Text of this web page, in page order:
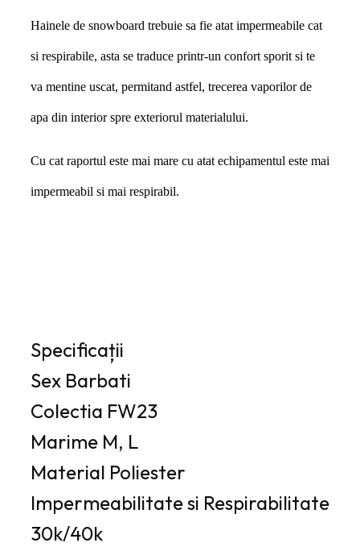
Hainele de snowboard trebuie sa fie atat impermeabile cat
si respirabile, asta se traduce printr-un confort sporit si te
va mentine uscat, permitand astfel, trecerea vaporilor de
apa din interior spre exteriorul materialului.
Cu cat raportul este mai mare cu atat echipamentul este mai
impermeabil si mai respirabil.
Specificații
Sex Barbati
Colectia FW23
Marime M, L
Material Poliester
Impermeabilitate si Respirabilitate
30k/40k